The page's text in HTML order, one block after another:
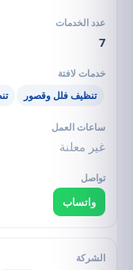
7
تنظيف فلل وقصور
غير معلنة
واتساب